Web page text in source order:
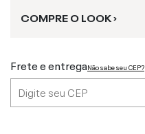
COMPRE O LOOK ›
Frete e entregaNão sabe seu CEP?